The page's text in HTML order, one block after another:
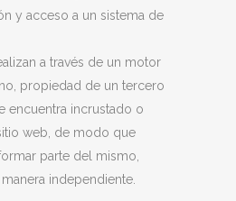
y acceso a un sistema de
a través de un motor
propiedad de un tercero
encuentra incrustado o
web, de modo que
parte del mismo,
independiente.